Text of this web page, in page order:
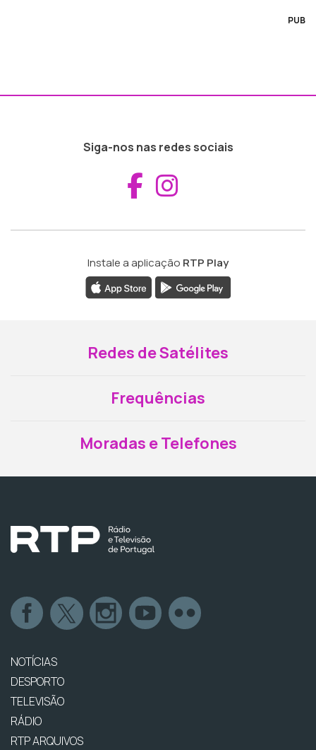
PUB
Siga-nos nas redes sociais
Aceder ao
Instale a aplicação RTP Play
Redes de Satélites
Frequências
Moradas e Telefones
NOTÍCIAS
DESPORTO
TELEVISÃO
RÁDIO
RTP ARQUIVOS